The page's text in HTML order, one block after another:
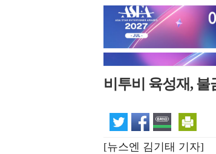
비투비 육성재, 불
[뉴스엔 김기태 기자]